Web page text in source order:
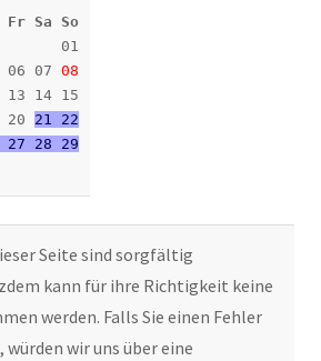
Fr Sa So
01
06 07 08
13 14 15
20 21 22
27 28 29
Seite sind sorgfältig
kann für ihre Richtigkeit keine
werden. Falls Sie einen Fehler
wir uns über eine